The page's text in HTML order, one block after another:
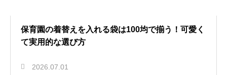
保育園の着替えを入れる袋は100均で揃う！可愛く
て実用的な選び方
2026.07.01